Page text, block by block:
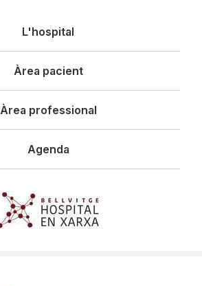
L'hospital
Àrea pacient
Àrea professional
Agenda